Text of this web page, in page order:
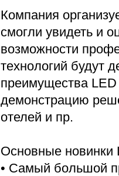
Компания
смогли увидеть и
возможности
технологий будут
преимущества
демонстрацию
отелей и пр.
Основные новинки
• Самый большой